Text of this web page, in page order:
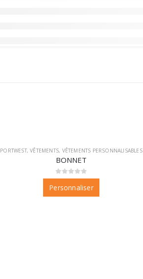
PORTWEST,VÊTEMENTS, VÊTEMENTS PERSONNALISABLES
BONNET
0sur 5
Personnaliser